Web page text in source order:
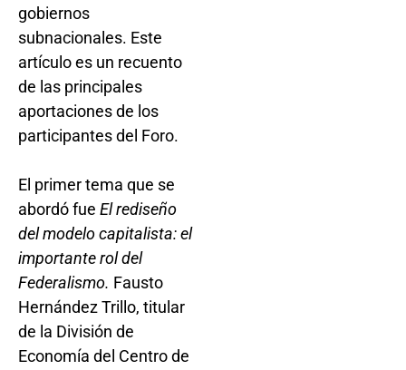
gobiernos
subnacionales. Este
artículo es un recuento
de las principales
aportaciones de los
participantes del Foro.
El primer tema que se
abordó fue El rediseño
del modelo capitalista: el
importante rol del
Federalismo. Fausto
Hernández Trillo, titular
de la División de
Economía del Centro de